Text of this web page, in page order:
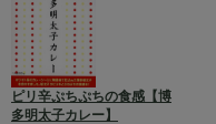
ピリ辛ぷちぷちの食感【博
多明太子カレー】